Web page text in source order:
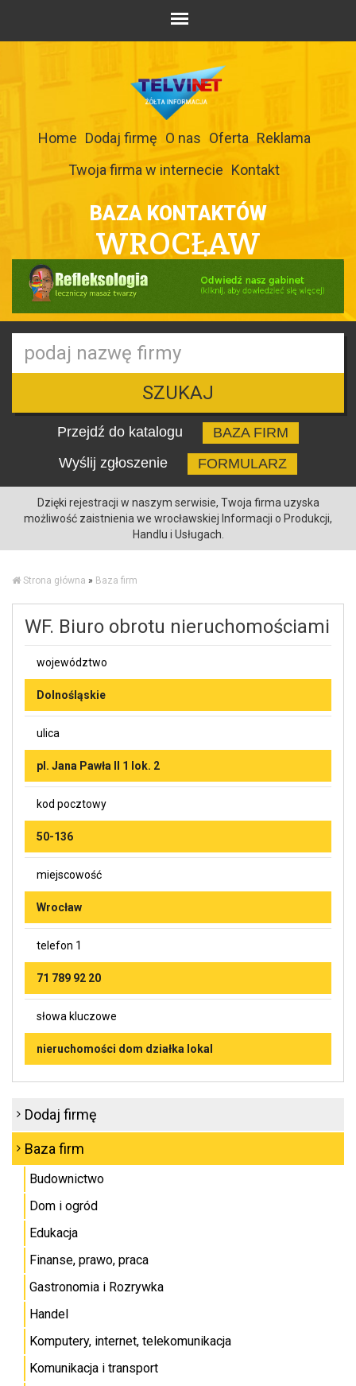
Home Dodaj firmę O nas Oferta Reklama
Twoja firma w internecie Kontakt
BAZA KONTAKTÓW
WROCŁAW
SZUKAJ
Przejdź do katalogu
BAZA FIRM
Wyślij zgłoszenie
FORMULARZ
Dzięki rejestracji w naszym serwisie, Twoja firma uzyska
możliwość zaistnienia we wrocławskiej Informacji o Produkcji,
Handlu i Usługach.
Strona główna » Baza firm
WF. Biuro obrotu nieruchomościami
województwo
Dolnośląskie
ulica
pl. Jana Pawła II 1 lok. 2
kod pocztowy
50-136
miejscowość
Wrocław
telefon 1
71 789 92 20
słowa kluczowe
nieruchomości dom działka lokal
Dodaj firmę
Baza firm
Budownictwo
Dom i ogród
Edukacja
Finanse, prawo, praca
Gastronomia i Rozrywka
Handel
Komputery, internet, telekomunikacja
Komunikacja i transport